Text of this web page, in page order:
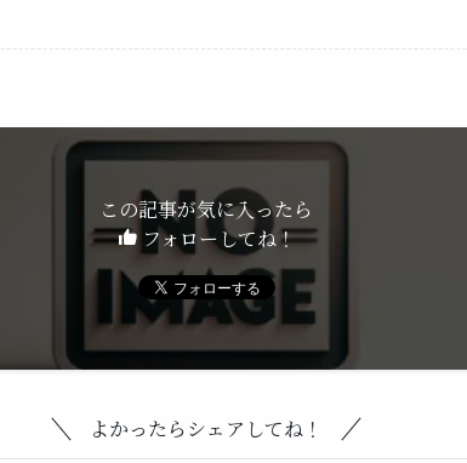
この記事が気に入ったら
フォローしてね！
よかったらシェアしてね！